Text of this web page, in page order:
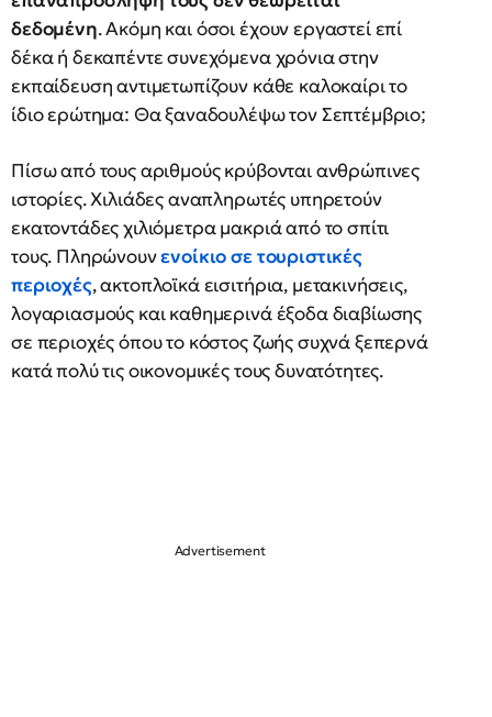
δεδομένη. Ακόμη και όσοι έχουν εργαστεί επί
δέκα ή δεκαπέντε συνεχόμενα χρόνια στην
εκπαίδευση αντιμετωπίζουν κάθε καλοκαίρι το
ίδιο ερώτημα: Θα ξαναδουλέψω τον Σεπτέμβριο;
Πίσω από τους αριθμούς κρύβονται ανθρώπινες
ιστορίες. Χιλιάδες αναπληρωτές υπηρετούν
εκατοντάδες χιλιόμετρα μακριά από το σπίτι
τους. Πληρώνουνενοίκιο σε τουριστικές
περιοχές, ακτοπλοϊκά εισιτήρια, μετακινήσεις,
λογαριασμούς και καθημερινά έξοδα διαβίωσης
σε περιοχές όπου το κόστος ζωής συχνά ξεπερνά
κατά πολύ τις οικονομικές τους δυνατότητες.